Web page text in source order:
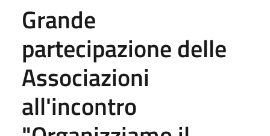
Grande
partecipazione delle
Associazioni
all'incontro